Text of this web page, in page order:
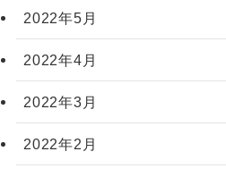
2022年5月
2022年4月
2022年3月
2022年2月